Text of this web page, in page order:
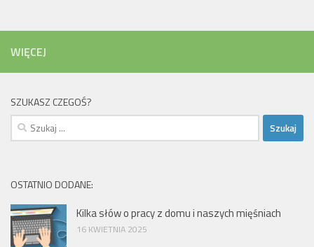
WIĘCEJ
SZUKASZ CZEGOŚ?
Szukaj:
OSTATNIO DODANE:
Kilka słów o pracy z domu i naszych mięśniach
16 KWIETNIA 2025